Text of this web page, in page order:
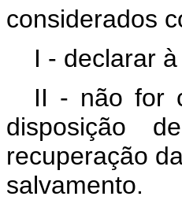
considerados
I - declarar
II - não for
disposição
recuperação
salvamento.